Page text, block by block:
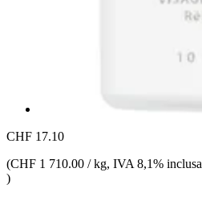
CHF 17.10
(CHF 1 710.00 / kg, IVA 8,1% inclusa
)